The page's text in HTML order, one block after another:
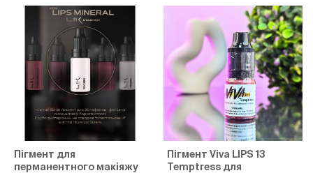
Пігмент для
перманентного макіяжу
Пігмент Viva LIPS 13
Temptress для